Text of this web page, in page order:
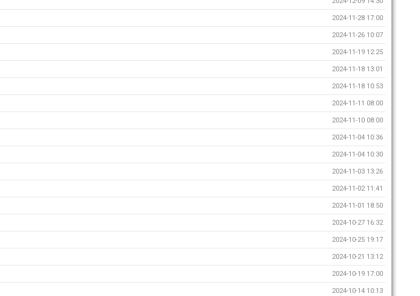
2024-11-28 17:00
2024-11-26 10:07
2024-11-19 12:25
2024-11-18 13:01
2024-11-18 10:53
2024-11-11 08:00
2024-11-10 08:00
2024-11-04 10:36
2024-11-04 10:30
2024-11-03 13:26
2024-11-02 11:41
2024-11-01 18:50
2024-10-27 16:32
2024-10-25 19:17
2024-10-21 13:12
2024-10-19 17:00
2024-10-14 10:13